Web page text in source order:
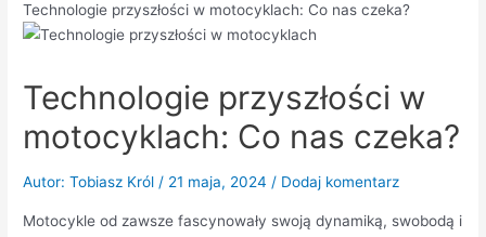
Technologie przyszłości w motocyklach: Co nas czeka?
Technologie przyszłości w
motocyklach: Co nas czeka?
Autor: Tobiasz Król / 21 maja, 2024 / Dodaj komentarz
Motocykle od zawsze fascynowały swoją dynamiką, swobodą i